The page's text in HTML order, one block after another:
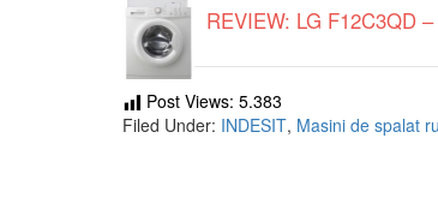
REVIEW: LG F12C3QD
Post Views: 5.383
Filed Under: INDESIT, Masini de spalat